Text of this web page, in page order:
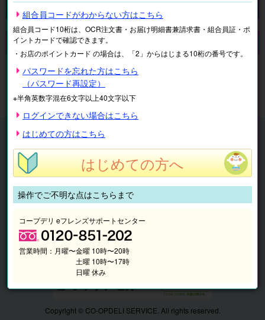
申し訳ございません。 現在、該当商品は、お取扱いしておりません。
マイページ 注文履歴
抽選結果
請求内容
チケット
くらしのサービス
このサイトの使い方
マイページ
Copyright © CO-OPDELI SERVICE. All rights reserved.
組合員コードがわからない方はこちら
組合員コード10桁は、OCR注文書・お届け明細書兼請求書・組合員証・ポ
イントカードで確認できます。
・お店のポイントカード の場合は、「2」からはじまる10桁の番号です。
パスワードを忘れた方はこちら
（パスワード再設定）
※半角英数字混在6文字以上40文字以下
ログインできない場合はこちら
はじめての方はこちら
はじめての方へ
操作でご不明な点はこちらまで
コープデリ eフレンズサポートセンター
営業時間： 月曜〜金曜 10時〜20時
土曜 10時〜17時
日曜 休み